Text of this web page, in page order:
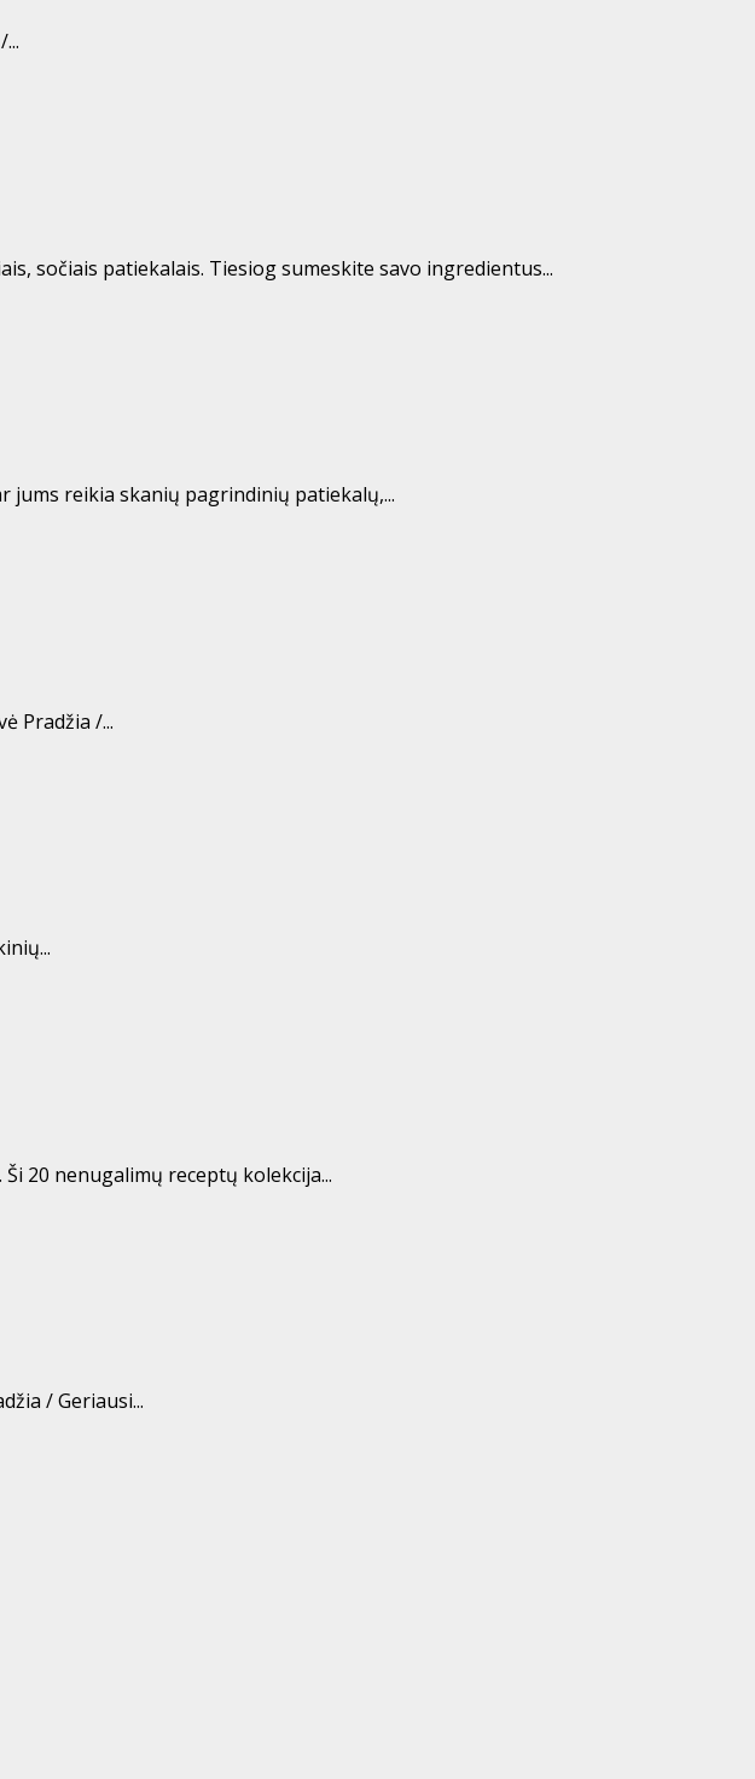
sočiais patiekalais. Tiesiog sumeskite savo ingredientus...
reikia skanių pagrindinių patiekalų,...
Pradžia /...
20 nenugalimų receptų kolekcija...
/ Geriausi...